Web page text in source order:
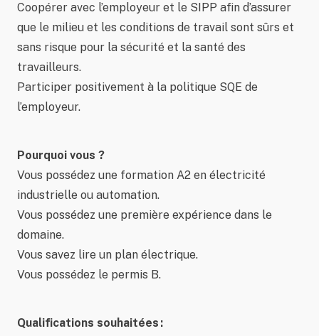
Coopérer avec l’employeur et le SIPP afin d’assurer
que le milieu et les conditions de travail sont sûrs et
sans risque pour la sécurité et la santé des
travailleurs.
Participer positivement à la politique SQE de
l’employeur.
Pourquoi vous ?
Vous possédez une formation A2 en électricité
industrielle ou automation.
Vous possédez une première expérience dans le
domaine.
Vous savez lire un plan électrique.
Vous possédez le permis B.
Qualifications souhaitées :